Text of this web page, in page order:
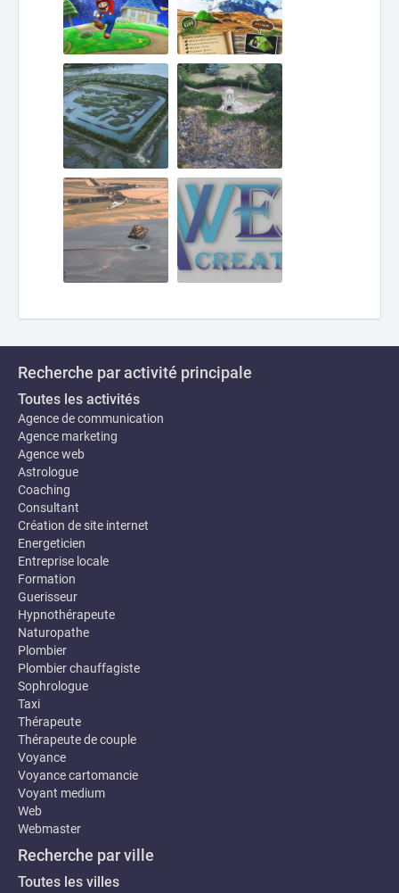
Recherche par activité principale
Toutes les activités
Agence de communication
Agence marketing
Agence web
Astrologue
Coaching
Consultant
Création de site internet
Energeticien
Entreprise locale
Formation
Guerisseur
Hypnothérapeute
Naturopathe
Plombier
Plombier chauffagiste
Sophrologue
Taxi
Thérapeute
Thérapeute de couple
Voyance
Voyance cartomancie
Voyant medium
Web
Webmaster
Recherche par ville
Toutes les villes